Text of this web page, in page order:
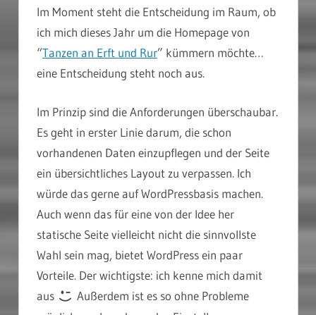
Im Moment steht die Entscheidung im Raum, ob
ich mich dieses Jahr um die Homepage von
“Tanzen an Erft und Rur” kümmern möchte…
eine Entscheidung steht noch aus.
Im Prinzip sind die Anforderungen überschaubar.
Es geht in erster Linie darum, die schon
vorhandenen Daten einzupflegen und der Seite
ein übersichtliches Layout zu verpassen. Ich
würde das gerne auf WordPressbasis machen.
Auch wenn das für eine von der Idee her
statische Seite vielleicht nicht die sinnvollste
Wahl sein mag, bietet WordPress ein paar
Vorteile. Der wichtigste: ich kenne mich damit
aus
Außerdem ist es so ohne Probleme